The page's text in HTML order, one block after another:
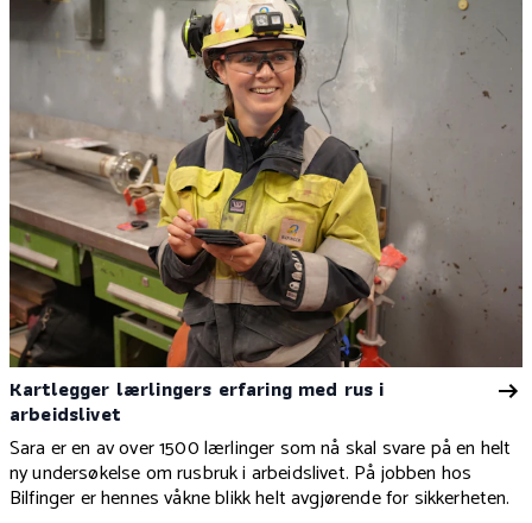
Kartlegger lærlingers erfaring med rus i
arbeidslivet
Sara er en av over 1500 lærlinger som nå skal svare på en helt
ny undersøkelse om rusbruk i arbeidslivet. På jobben hos
Bilfinger er hennes våkne blikk helt avgjørende for sikkerheten.